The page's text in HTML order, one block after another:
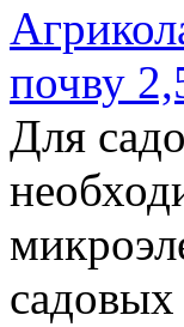
почву
Для